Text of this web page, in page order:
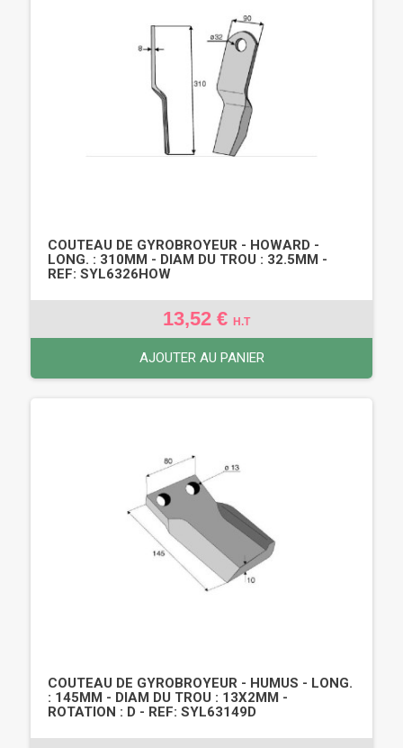
COUTEAU DE GYROBROYEUR - HOWARD -
LONG. : 310MM - DIAM DU TROU : 32.5MM -
REF: SYL6326HOW
13,52 € H.T
AJOUTER AU PANIER
COUTEAU DE GYROBROYEUR - HUMUS - LONG.
: 145MM - DIAM DU TROU : 13X2MM -
ROTATION : D - REF: SYL63149D